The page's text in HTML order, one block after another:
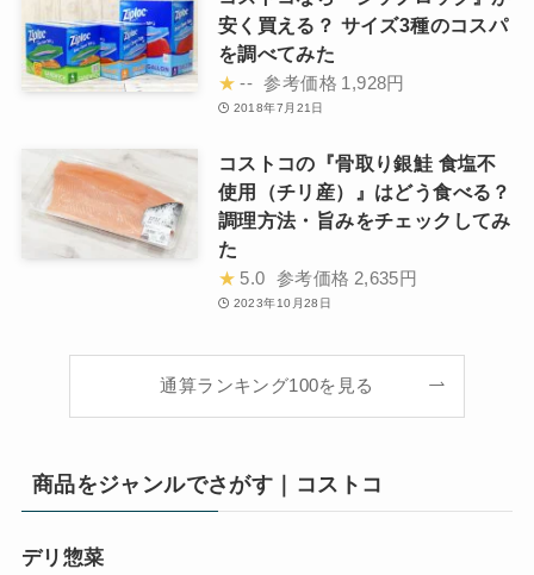
安く買える？ サイズ3種のコスパ
を調べてみた
★ -- 参考価格 1,928円
2018年7月21日
コストコの『骨取り銀鮭 食塩不
使用（チリ産）』はどう食べる？
調理方法・旨みをチェックしてみ
た
★ 5.0 参考価格 2,635円
2023年10月28日
通算ランキング100を見る
商品をジャンルでさがす｜コストコ
デリ惣菜